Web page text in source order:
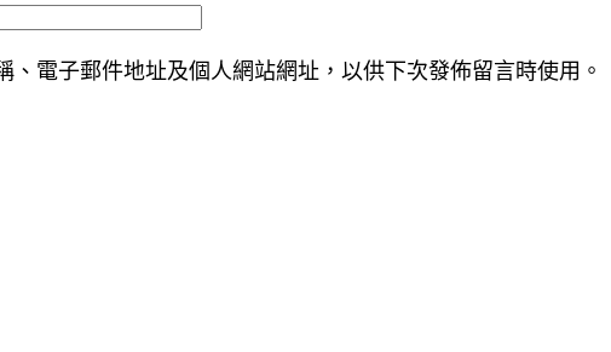
、電子郵件地址及個人網站網址，以供下次發佈留言時使用。